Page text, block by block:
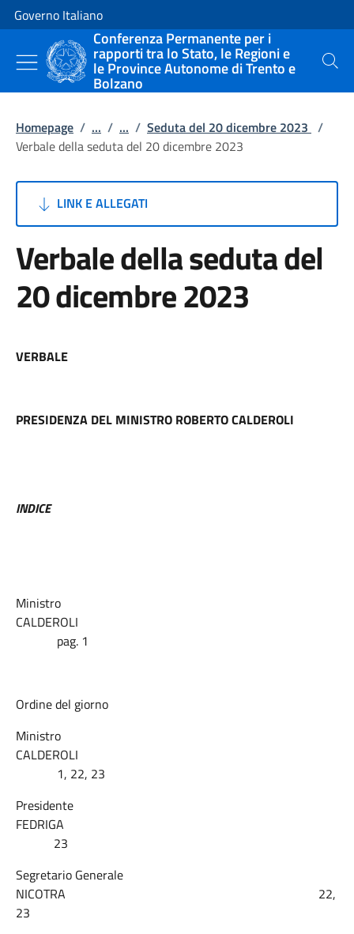
Vai al contenuto
Vai alla navigazione del sito
Governo Italiano
Conferenza Permanente per i
rapporti tra lo Stato, le Regioni e
le Province Autonome di Trento e
Bolzano
Cerca
Homepage / ... / ... / Seduta del 20 dicembre 2023 /
Verbale della seduta del 20 dicembre 2023
LINK E ALLEGATI
Verbale della seduta del
20 dicembre 2023
VERBALE
PRESIDENZA DEL MINISTRO ROBERTO CALDEROLI
INDICE
Ministro
CALDEROLI
pag. 1
Ordine del giorno
Ministro
CALDEROLI
1, 22, 23
Presidente
FEDRIGA
23
Segretario Generale
NICOTRA 22,
23